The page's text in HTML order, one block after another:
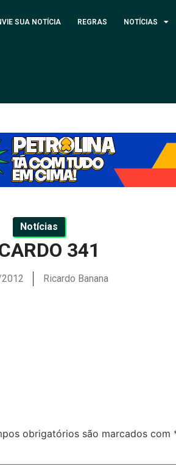
SUA NOTÍCIA REGRAS NOTÍCIAS
Notícias
341
Ricardo Banana
obrigatórios são marcados com